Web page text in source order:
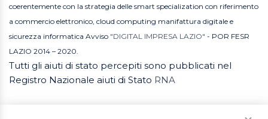
coerentemente con la strategia delle smart specialization con riferimento
a commercio elettronico, cloud computing manifattura digitale e
sicurezza informatica Avviso "DIGITAL IMPRESA LAZIO" - POR FESR
LAZIO 2014 – 2020.
Tutti gli aiuti di stato percepiti sono pubblicati nel
Registro Nazionale aiuti di Stato RNA